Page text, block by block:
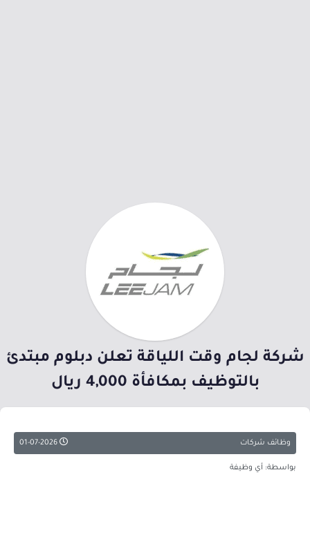
شركة لجام وقت اللياقة تعلن دبلوم مبتدئ
بالتوظيف بمكافأة 4,000 ريال
وظائف شركات
بواسطة: أي وظيفة